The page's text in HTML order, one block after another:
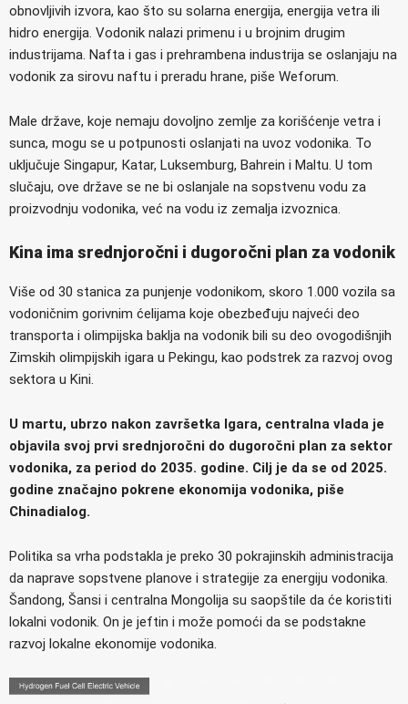
obnovljivih izvora, kao što su solarna energija, energija vetra ili
hidro energija. Vodonik nalazi primenu i u brojnim drugim
industrijama. Nafta i gas i prehrambena industrija se oslanjaju na
vodonik za sirovu naftu i preradu hrane, piše Weforum.
Male države, koje nemaju dovoljno zemlje za korišćenje vetra i
sunca, mogu se u potpunosti oslanjati na uvoz vodonika. To
uključuje Singapur, Кatar, Luksemburg, Bahrein i Maltu. U tom
slučaju, ove države se ne bi oslanjale na sopstvenu vodu za
proizvodnju vodonika, već na vodu iz zemalja izvoznica.
Kina ima srednjoročni i dugoročni plan za vodonik
Više od 30 stanica za punjenje vodonikom, skoro 1.000 vozila sa
vodoničnim gorivnim ćelijama koje obezbeđuju najveći deo
transporta i olimpijska baklja na vodonik bili su deo ovogodišnjih
Zimskih olimpijskih igara u Pekingu, kao podstrek za razvoj ovog
sektora u Kini.
U martu, ubrzo nakon završetka Igara, centralna vlada je
objavila svoj prvi srednjoročni do dugoročni plan za sektor
vodonika, za period do 2035. godine. Cilj je da se od 2025.
godine značajno pokrene ekonomija vodonika, piše
Chinadialog.
Politika sa vrha podstakla je preko 30 pokrajinskih administracija
da naprave sopstvene planove i strategije za energiju vodonika.
Šandong, Šansi i centralna Mongolija su saopštile da će koristiti
lokalni vodonik. On je jeftin i može pomoći da se podstakne
razvoj lokalne ekonomije vodonika.